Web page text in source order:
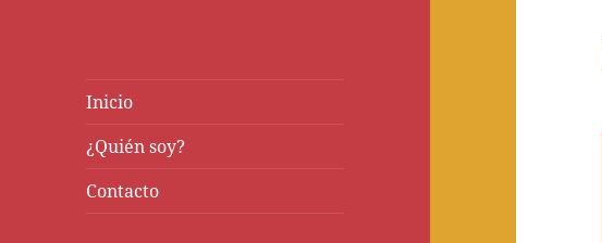
Inicio
¿Quién soy?
Contacto